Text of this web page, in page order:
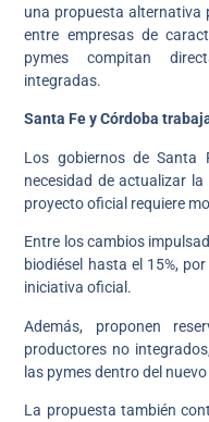
una propuesta alternativa
entre empresas de
pymes compitan
integradas.
Santa Fe y Córdoba
Los gobiernos de Santa
necesidad de actualizar la
proyecto oficial requiere
Entre los cambios
biodiésel hasta el 15%,
iniciativa oficial.
Además, proponen
productores no
las pymes dentro del
La propuesta también